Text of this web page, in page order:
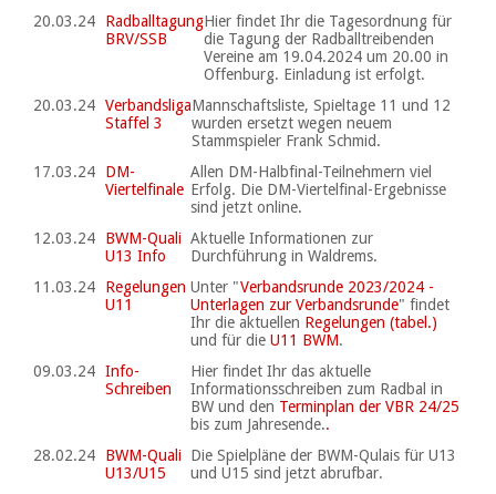
20.03.24
Radballtagung
BRV/SSB
Hier findet Ihr die Tagesordnung für
die Tagung der Radballtreibenden
Vereine am 19.04.2024 um 20.00 in
Offenburg. Einladung ist erfolgt.
20.03.24 Verbandsliga
Staffel 3
Mannschaftsliste, Spieltage 11 und 12
wurden ersetzt wegen neuem
Stammspieler Frank Schmid.
17.03.24
DM-
Viertelfinale
Allen DM-Halbfinal-Teilnehmern viel
Erfolg. Die DM-Viertelfinal-Ergebnisse
sind jetzt online.
12.03.24
BWM-Quali
U13 Info
Aktuelle Informationen zur
Durchführung in Waldrems.
11.03.24
Regelungen
U11
Unter "Verbandsrunde 2023/2024 -
Unterlagen zur Verbandsrunde" findet
Ihr die aktuellen Regelungen (tabel.)
und für die U11 BWM.
09.03.24 Info-
Schreiben
Hier findet Ihr das aktuelle
Informationsschreiben zum Radbal in
BW und den Terminplan der VBR 24/25
bis zum Jahresende..
28.02.24
BWM-Quali
U13/U15
Die Spielpläne der BWM-Qulais für U13
und U15 sind jetzt abrufbar.